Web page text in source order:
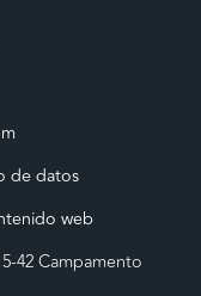
de datos
web
42 Campamento